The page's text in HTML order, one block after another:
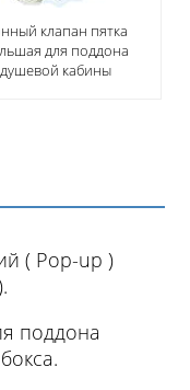
клапан пятка
для поддона
душевой кабины
( Pop-up )
поддона